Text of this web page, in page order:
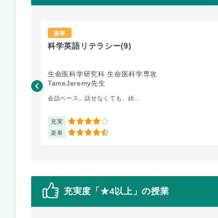
楽単
科学英語リテラシー(9)
生命医科学研究科 生命医科学専攻
TameJeremy先生
会話ベース。話せなくても、頑...
充実 4
楽単 4.5
充実度「★4以上」の授業